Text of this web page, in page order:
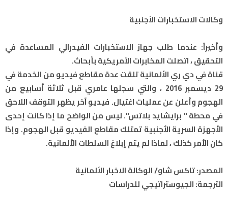
وكالات الاستخبارات الأجنبية
وأخيراً: عندما طلب جهاز الاستخبارات الفيدرالي المساعدة في
التحقيق ، اتصلت المخابرات الأمريكية بأبحاث.
قناة في دي ري الألمانية تلقت عدة مقاطع فيديو من الخدمة في
29 ديسمبر 2016 ، والتي سجلها عامري قبل ثلاثة أسابيع من
الهجوم وأعلن عن عمليات اغتيال. فيديو آخر يظهر التوقف اللاحق
في محطة " برايشايد بلاتس". ليس من الواضح ما إذا كانت إحدى
الأجهزة السرية الأجنبية تمتلك مقاطع الفيديو قبل الهجوم. وإذا
كان الأمر كذلك ، لماذا لم يتم إبلاغ السلطات الألمانية.
المصدر: تاكس شاو/ الوكالة الاخبار الألمانية
الترجمة: الجيوستراتيجي للدراسات